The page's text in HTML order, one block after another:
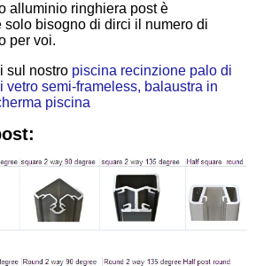
alluminio ringhiera post è
solo bisogno di dirci il numero di
per voi.
sul nostro piscina recinzione palo di
semi-frameless, balaustra in
piscina